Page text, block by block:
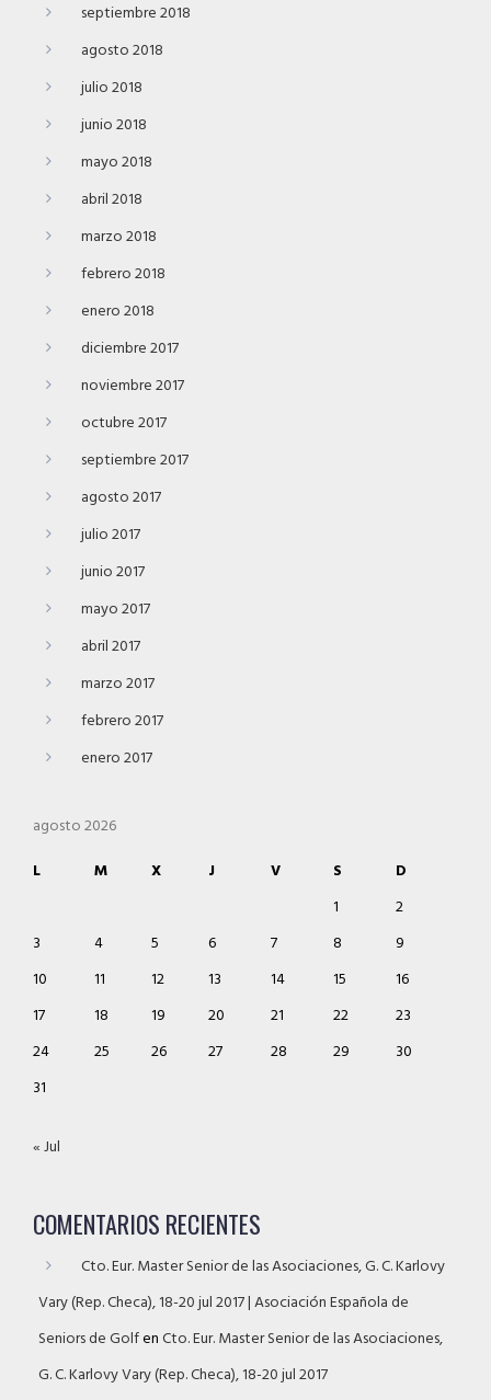
septiembre 2018
agosto 2018
julio 2018
junio 2018
mayo 2018
abril 2018
marzo 2018
febrero 2018
enero 2018
diciembre 2017
noviembre 2017
octubre 2017
septiembre 2017
agosto 2017
julio 2017
junio 2017
mayo 2017
abril 2017
marzo 2017
febrero 2017
enero 2017
agosto 2026
L
M X J V S
D
1
2
3
4 5 6 7 8
9
10
11 12 13 14 15
16
17
18 19 20 21 22
23
24
25 26 27 28 29
30
31
« Jul
COMENTARIOS RECIENTES
Cto. Eur. Master Senior de las Asociaciones, G. C. Karlovy
Vary (Rep. Checa), 18-20 jul 2017 | Asociación Española de
Seniors de GolfenCto. Eur. Master Senior de las Asociaciones,
G. C. Karlovy Vary (Rep. Checa), 18-20 jul 2017